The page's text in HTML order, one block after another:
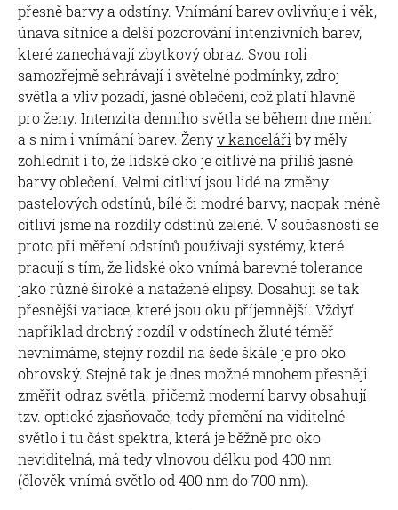
přesně barvy a odstíny. Vnímání barev ovlivňuje i věk,
únava sítnice a delší pozorování intenzivních barev,
které zanechávají zbytkový obraz. Svou roli
samozřejmě sehrávají i světelné podmínky, zdroj
světla a vliv pozadí, jasné oblečení, což platí hlavně
pro ženy. Intenzita denního světla se během dne mění
a s ním i vnímání barev. Ženyv kanceláři by měly
zohlednit i to, že lidské oko je citlivé na příliš jasné
barvy oblečení. Velmi citliví jsou lidé na změny
pastelových odstínů, bílé či modré barvy, naopak méně
citliví jsme na rozdíly odstínů zelené. V současnosti se
proto při měření odstínů používají systémy, které
pracují s tím, že lidské oko vnímá barevné tolerance
jako různě široké a natažené elipsy. Dosahují se tak
přesnější variace, které jsou oku příjemnější. Vždyť
například drobný rozdíl v odstínech žluté téměř
nevnímáme, stejný rozdíl na šedé škále je pro oko
obrovský. Stejně tak je dnes možné mnohem přesněji
změřit odraz světla, přičemž moderní barvy obsahují
tzv. optické zjasňovače, tedy přemění na viditelné
světlo i tu část spektra, která je běžně pro oko
neviditelná, má tedy vlnovou délku pod 400 nm
(člověk vnímá světlo od 400 nm do 700 nm).